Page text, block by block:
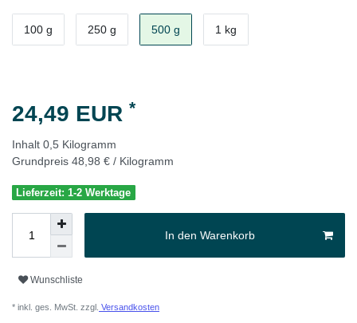
100 g 250 g 500 g 1 kg
24,49 EUR *
Inhalt 0,5 Kilogramm
Grundpreis 48,98 € / Kilogramm
Lieferzeit: 1-2 Werktage
In den Warenkorb
Wunschliste
* inkl. ges. MwSt. zzgl. Versandkosten